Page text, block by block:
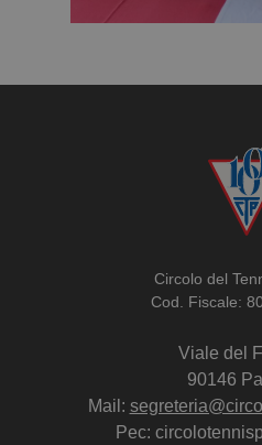
Circolo del
Cod. Fiscale:
Viale del
90146
Mail:
Pec: